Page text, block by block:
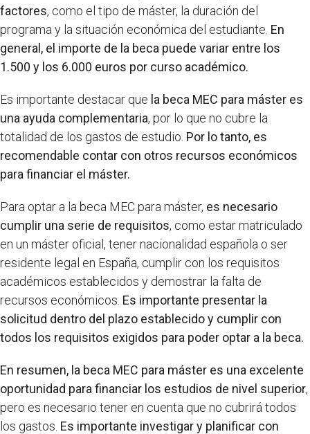
factores, como el tipo de máster, la duración del
programa y la situación económica del estudiante. En
general, el importe de la beca puede variar entre los
1.500 y los 6.000 euros por curso académico.
Es importante destacar que la beca MEC para máster es
una ayuda complementaria, por lo que no cubre la
totalidad de los gastos de estudio. Por lo tanto, es
recomendable contar con otros recursos económicos
para financiar el máster.
Para optar a la beca MEC para máster, es necesario
cumplir una serie de requisitos, como estar matriculado
en un máster oficial, tener nacionalidad española o ser
residente legal en España, cumplir con los requisitos
académicos establecidos y demostrar la falta de
recursos económicos. Es importante presentar la
solicitud dentro del plazo establecido y cumplir con
todos los requisitos exigidos para poder optar a la beca.
En resumen, la beca MEC para máster es una excelente
oportunidad para financiar los estudios de nivel superior,
pero es necesario tener en cuenta que no cubrirá todos
los gastos. Es importante investigar y planificar con